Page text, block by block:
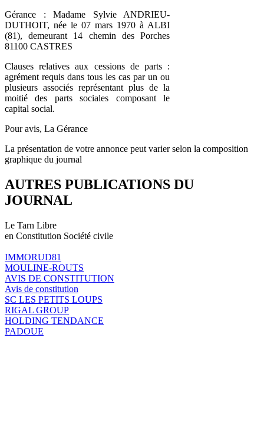
Gérance : Madame Sylvie ANDRIEU-
DUTHOIT, née le 07 mars 1970 à ALBI
(81), demeurant 14 chemin des Porches
81100 CASTRES
Clauses relatives aux cessions de parts :
agrément requis dans tous les cas par un ou
plusieurs associés représentant plus de la
moitié des parts sociales composant le
capital social.
Pour avis, La Gérance
La présentation de votre annonce peut varier selon la composition
graphique du journal
AUTRES PUBLICATIONS DU
JOURNAL
Le Tarn Libre
en Constitution Société civile
IMMORUD81
MOULINE-ROUTS
AVIS DE CONSTITUTION
Avis de constitution
SC LES PETITS LOUPS
RIGAL GROUP
HOLDING TENDANCE
PADOUE